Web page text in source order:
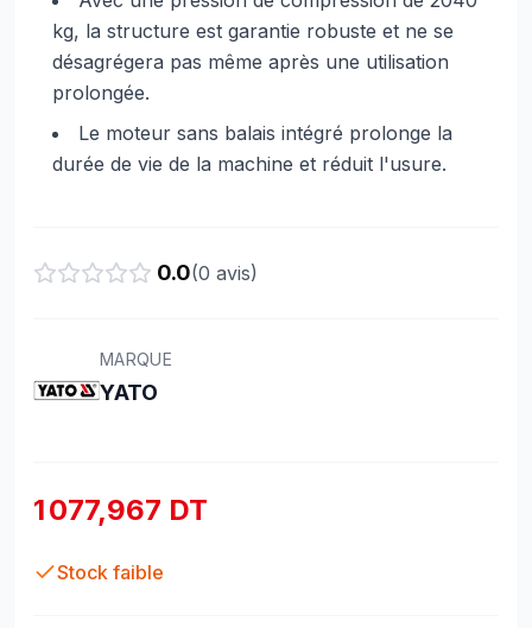
kg, la structure est garantie robuste et ne se
désagrégera pas même après une utilisation
prolongée.
Le moteur sans balais intégré prolonge la
durée de vie de la machine et réduit l'usure.
0.0(0 avis)
MARQUE
YATO
1 077,967 DT
Stock faible